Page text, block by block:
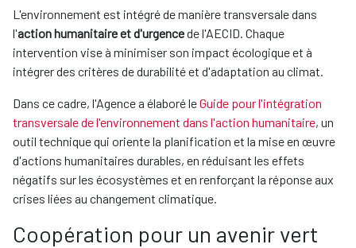
L'environnement est intégré de manière transversale dans
l'action humanitaire et d'urgencede l'AECID. Chaque
intervention vise à minimiser son impact écologique et à
intégrer des critères de durabilité et d'adaptation au climat.
Dans ce cadre, l'Agence a élaboré leGuide pour l'intégration
transversale de l'environnement dans l'action humanitaire, un
outil technique qui oriente la planification et la mise en œuvre
d'actions humanitaires durables, en réduisant les effets
négatifs sur les écosystèmes et en renforçant la réponse aux
crises liées au changement climatique.
Coopération pour un avenir vert